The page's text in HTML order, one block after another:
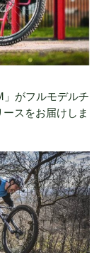
がフルモデルチ
スをお届けしま